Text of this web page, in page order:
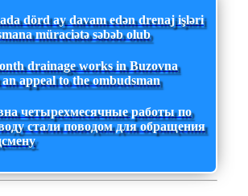
dörd ay davam edən drenaj işləri
müraciətə səbəb olub
drainage works in Buzovna
appeal to the ombudsman
четырехмесячные работы по
стали поводом для обращения